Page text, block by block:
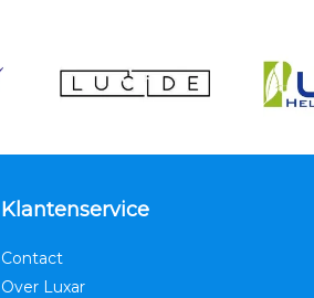
Klantenservice
Contact
Over Luxar